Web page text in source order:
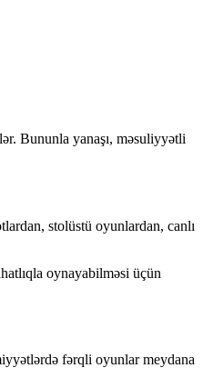
Bununla yanaşı, məsuliyyətli
stolüstü oyunlardan, canlı
oynayabilməsi üçün
fərqli oyunlar meydana